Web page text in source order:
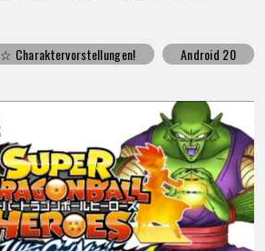
Charaktervorstellungen! Android 20